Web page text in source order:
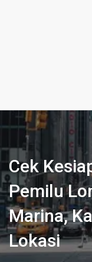
Cek
Pemilu
Marina,
Lokasi